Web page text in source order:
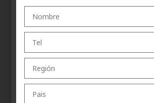
Eagle Waterproofing Ibérica, S.L.
+34 93 794 52 25
info@eagle-waterproofing.com
Whatsapp
Eagle USA
800 W Front St, Chester,